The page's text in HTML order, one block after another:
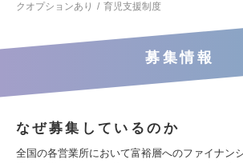
クオプションあり
育児支援制度
募集情報
なぜ募集しているのか
全国の各営業所において富裕層へのファイナン